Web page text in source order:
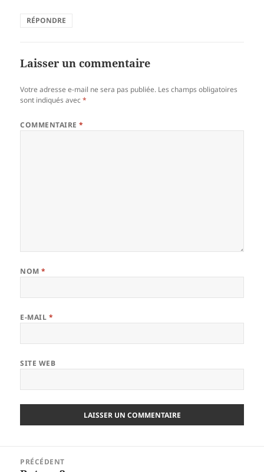
RÉPONDRE
Laisser un commentaire
Votre adresse e-mail ne sera pas publiée. Les champs obligatoires
sont indiqués avec*
COMMENTAIRE*
NOM*
E-MAIL *
SITE WEB
PRÉCÉDENT